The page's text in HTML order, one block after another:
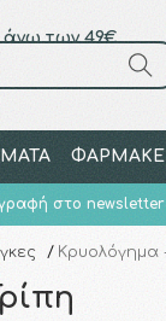
άνω των 49€
στο newsletter
/ Κρυολόγημα